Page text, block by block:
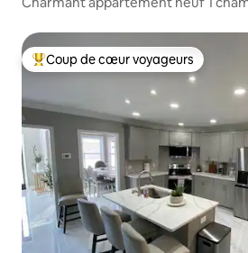
Coup de cœur voyageurs parmi les
Coup de cœur voyageurs